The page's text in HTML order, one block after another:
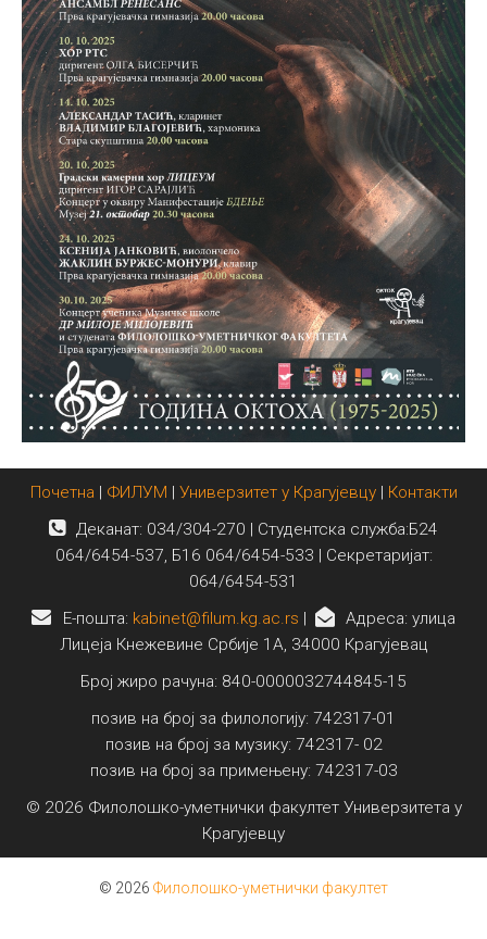
Почетна | ФИЛУМ | Универзитет у Крагујевцу| Контакти
Деканат: 034/304-270 | Студентска служба:Б24
064/6454-537, Б16 064/6454-533 | Секретаријат:
064/6454-531
E-пошта: kabinet@filum.kg.ac.rs |
Адреса: улица
Лицеја Кнежевине Србије 1А, 34000 Крагујевац
Број жиро рачуна: 840-0000032744845-15
позив на број за филологију: 742317-01
позив на број за музику: 742317- 02
позив на број за примењену: 742317-03
© 2026 Филолошко-уметнички факултет Универзитета у
Крагујевцу
© 2026 Филолошко-уметнички факултет